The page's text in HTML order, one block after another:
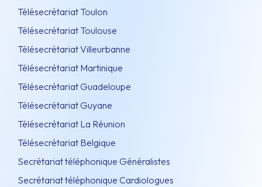
Télésecrétariat Toulon
Télésecrétariat Toulouse
Télésecrétariat Villeurbanne
Télésecrétariat Martinique
Télésecrétariat Guadeloupe
Télésecrétariat Guyane
Télésecrétariat La Réunion
Télésecrétariat Belgique
Secrétariat téléphonique Généralistes
Secrétariat téléphonique Cardiologues